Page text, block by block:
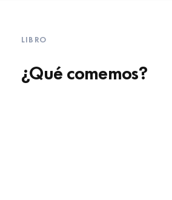
LIBRO
¿Qué comemos?